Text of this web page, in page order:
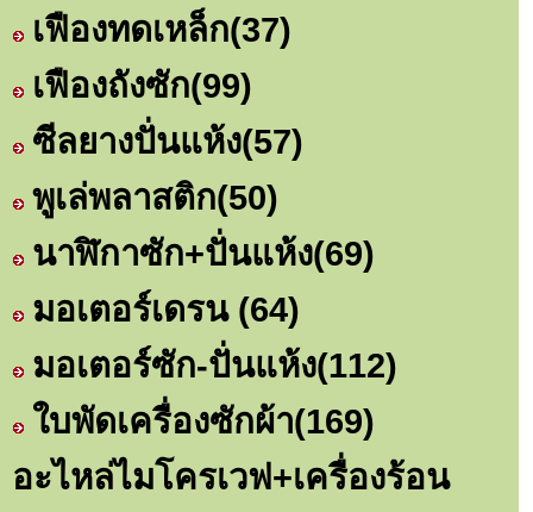
เฟืองทดเหล็ก(37)
เฟืองถังซัก(99)
ซีลยางปั่นแห้ง(57)
พูเล่พลาสติก(50)
นาฬิกาซัก+ปั่นแห้ง(69)
มอเตอร์เดรน (64)
มอเตอร์ซัก-ปั่นแห้ง(112)
ใบพัดเครื่องซักผ้า(169)
อะไหล่ไมโครเวฟ+เครื่องร้อน